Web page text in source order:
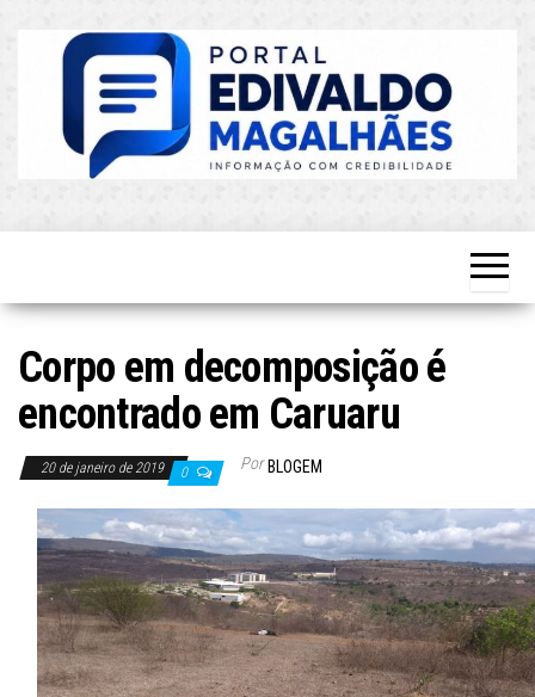
Atualizado!
Corpo em decomposição é
encontrado em Caruaru
20 de janeiro de 2019 0 Por BLOGEM